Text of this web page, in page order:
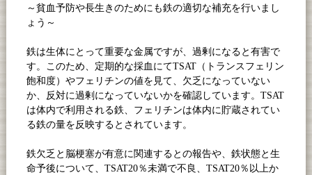
～貧血予防や長生きのためにも鉄の適切な補充を行いまし
ょう～
鉄は生体にとって重要な金属ですが、過剰になると有害で
す。このため、定期的な採血にてTSAT （トランスフェリン
飽和度）やフェリチンの値を見て、欠乏になっていない
か、反対に過剰になっていないかを確認しています。TSAT
は体内で利用される鉄、フェリチンは体内に貯蔵されてい
る鉄の量を反映するとされています。
鉄欠乏と脳梗塞が有意に関連するとの報告や、鉄状態と生
命予後について、TSAT20％未満で不良、TSAT20％以上か